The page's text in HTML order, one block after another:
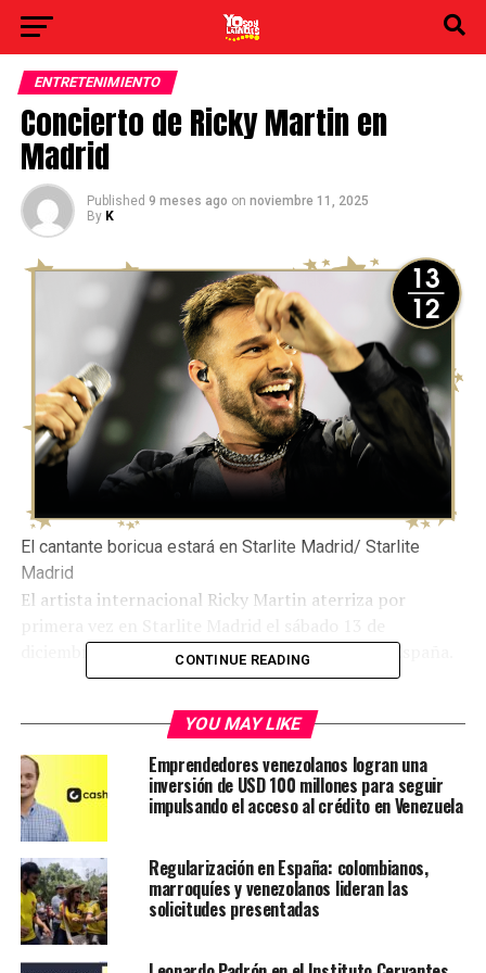
ENTRETENIMIENTO
Concierto de Ricky Martin en
Madrid
Published 9 meses ago on noviembre 11, 2025
By K
El cantante boricua estará en Starlite Madrid/ Starlite
Madrid
El artista internacional Ricky Martin aterriza por
diciembre, en lo que será su único concierto en España.
mundo por su comprensión instintiva del ritmo e
interpretación, su voz única y su activismo, Ricky Martin
hará disfrutar al público de los grandes éxitos de su
admirada trayectoria artística.
en Madrid
Starlite Madrid
acogerá a este icono de la música,
reconocido con 95 discos de Platino, 40 discos de Oro,
CONTINUE READING
YOU MAY LIKE
Emprendedores venezolanos logran una
inversión de USD 100 millones para seguir
impulsando el acceso al crédito en Venezuela
Regularización en España: colombianos,
marroquíes y venezolanos lideran las
solicitudes presentadas